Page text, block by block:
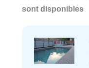
sont disponibles